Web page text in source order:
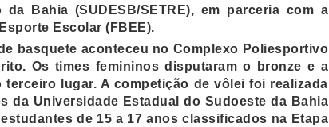
da Bahia (SUDESB/SETRE), em parceria com a
Escolar (FBEE).
basquete aconteceu no Complexo Poliesportivo
Os times femininos disputaram o bronze e a
terceiro lugar. A competição de vôlei foi realizada
da Universidade Estadual do Sudoeste da Bahia
de 15 a 17 anos classificados na Etapa